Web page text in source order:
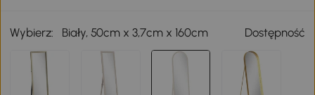
Wybierz: Biały, 50cm x 3,7cm x 160cm Dostępność